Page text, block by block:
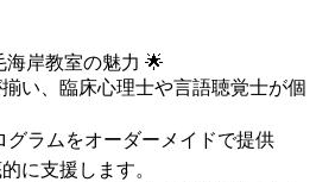
岸教室の魅力 🌟
い、臨床心理士や言語聴覚士が個
グラムをオーダーメイドで提供
に支援します。